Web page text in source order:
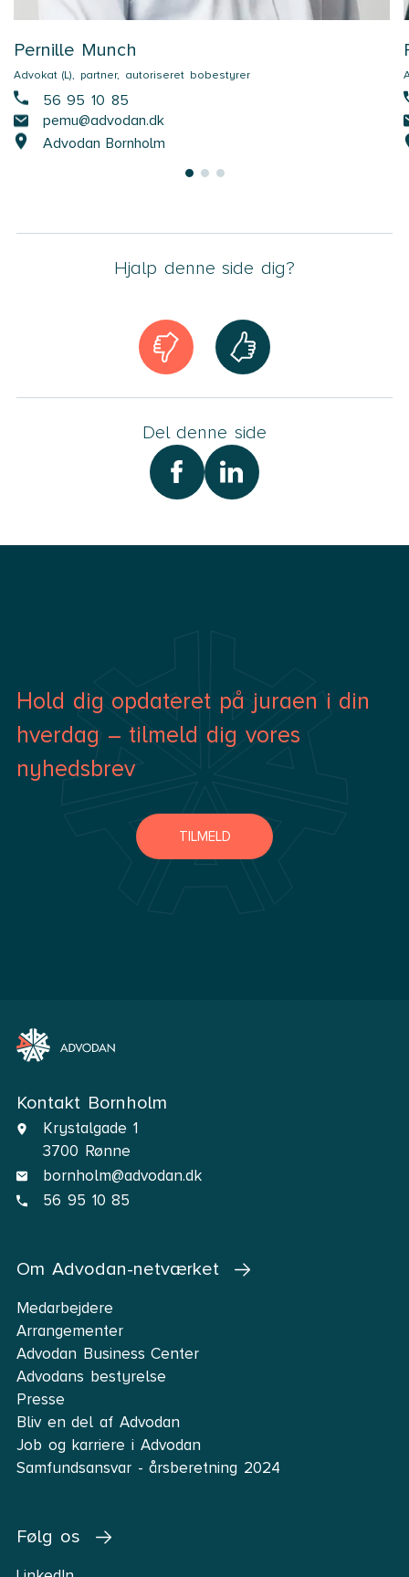
Pernille Munch
Advokat (L), partner, autoriseret bobestyrer
56 95 10 85
pemu@advodan.dk
Advodan Bornholm
Hjalp denne side dig?
Del denne side
Kontakt Bornholm
Krystalgade 1
3700 Rønne
bornholm@advodan.dk
56 95 10 85
Om Advodan-netværket
Medarbejdere
Arrangementer
Advodan Business Center
Advodans bestyrelse
Presse
Bliv en del af Advodan
Job og karriere i Advodan
Samfundsansvar - årsberetning 2024
Følg os
Hold dig opdateret på juraen i din
hverdag – tilmeld dig vores
nyhedsbrev
TILMELD